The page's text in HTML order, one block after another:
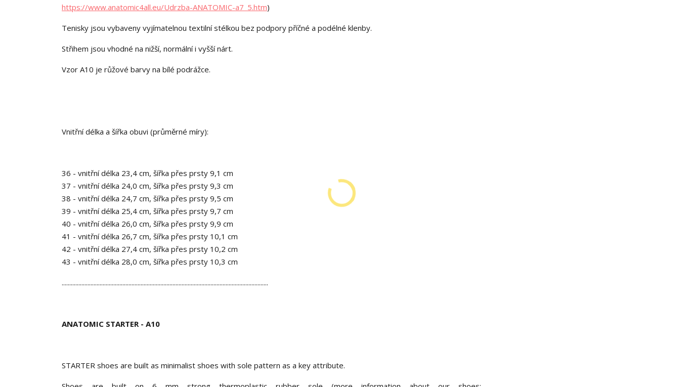
https://www.anatomic4all.eu/Udrzba-ANATOMIC-a7_5.htm)
Tenisky jsou vybaveny vyjímatelnou textilní stélkou bez podpory příčné a podélné klenby.
Střihem jsou vhodné na nižší, normální i vyšší nárt.
Vzor A10 je růžové barvy na bílé podrážce.
Vnitřní délka a šířka obuvi (průměrné míry):
36 - vnitřní délka 23,4 cm, šířka přes prsty 9,1 cm
37 - vnitřní délka 24,0 cm, šířka přes prsty 9,3 cm
38 - vnitřní délka 24,7 cm, šířka přes prsty 9,5 cm
39 - vnitřní délka 25,4 cm, šířka přes prsty 9,7 cm
40 - vnitřní délka 26,0 cm, šířka přes prsty 9,9 cm
41 - vnitřní délka 26,7 cm, šířka přes prsty 10,1 cm
42 - vnitřní délka 27,4 cm, šířka přes prsty 10,2 cm
43 - vnitřní délka 28,0 cm, šířka přes prsty 10,3 cm
........................................................................................................................................
ANATOMIC STARTER - A10
STARTER shoes are built as minimalist shoes with sole pattern as a key attribute.